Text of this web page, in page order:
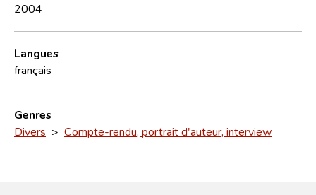
2004
Langues
français
Genres
Divers > Compte-rendu, portrait d'auteur, interview